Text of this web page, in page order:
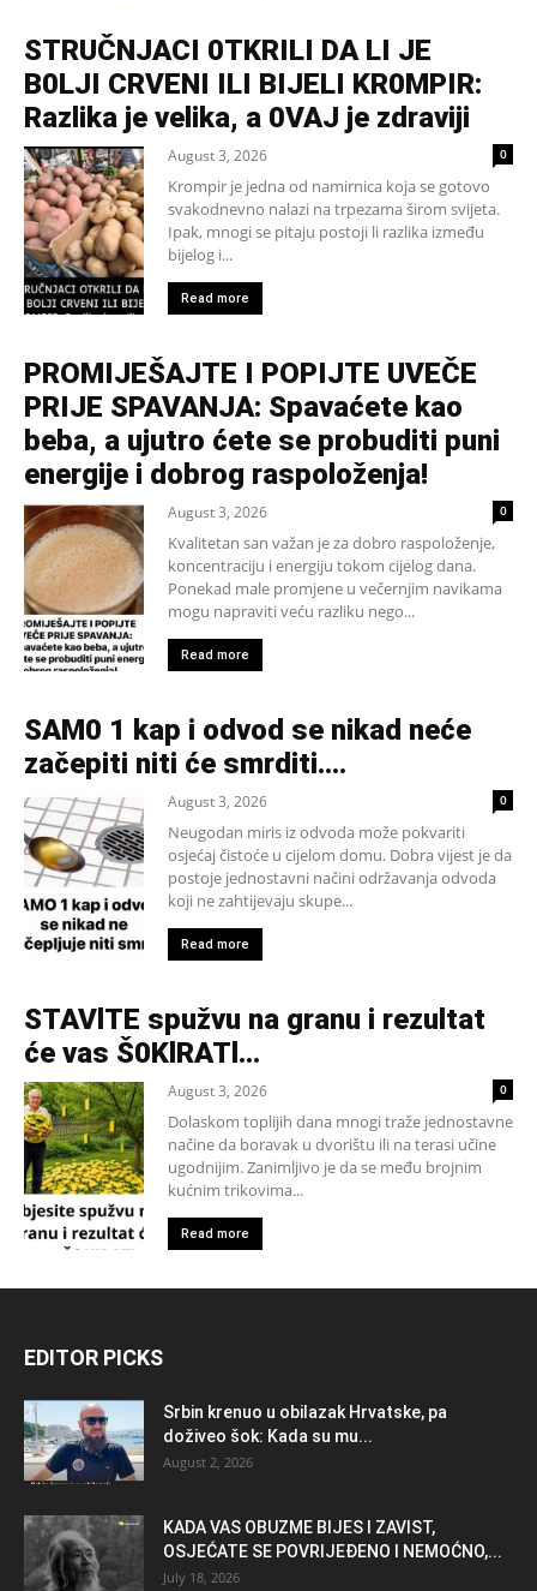
STRUČNJACI 0TKRILI DA LI JE
B0LJI CRVENI ILI BIJELI KR0MPIR:
Razlika je velika, a 0VAJ je zdraviji
August 3, 2026 0
Krompir je jedna od namirnica koja se gotovo
svakodnevno nalazi na trpezama širom svijeta.
Ipak, mnogi se pitaju postoji li razlika između
bijelog i...
Read more
PROMIJEŠAJTE I POPIJTE UVEČE
PRIJE SPAVANJA: Spavaćete kao
beba, a ujutro ćete se probuditi puni
energije i dobrog raspoloženja!
August 3, 2026 0
Kvalitetan san važan je za dobro raspoloženje,
koncentraciju i energiju tokom cijelog dana.
Ponekad male promjene u večernjim navikama
mogu napraviti veću razliku nego...
Read more
SAM0 1 kap i odvod se nikad neće
začepiti niti će smrditi….
August 3, 2026 0
Neugodan miris iz odvoda može pokvariti
osjećaj čistoće u cijelom domu. Dobra vijest je da
postoje jednostavni načini održavanja odvoda
koji ne zahtijevaju skupe...
Read more
STAVlTE spužvu na granu i rezultat
će vas Š0KlRATl…
August 3, 2026 0
Dolaskom toplijih dana mnogi traže jednostavne
načine da boravak u dvorištu ili na terasi učine
ugodnijim. Zanimljivo je da se među brojnim
kućnim trikovima...
Read more
EDITOR PICKS
Srbin krenuo u obilazak Hrvatske, pa
doživeo šok: Kada su mu...
August 2, 2026
KADA VAS OBUZME BIJES I ZAVIST,
OSJEĆATE SE POVRIJEĐENO I NEMOĆNO,...
July 18, 2026